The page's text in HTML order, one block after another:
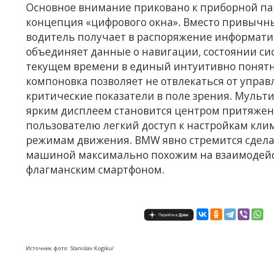
Основное внимание приковано к приборной
концепция «цифрового окна». Вместо
водитель получает в распоряжение
объединяет данные о навигации, состоянии
текущем времени в единый интуитивно
компоновка позволяет не отвлекаться от
критические показатели в поле зрения.
ярким дисплеем становится центром
пользователю легкий доступ к настройкам
режимам движения. BMW явно стремится
машиной максимально похожим на
флагманским смартфоном.
Источник фото: Stanislav Kogiku/